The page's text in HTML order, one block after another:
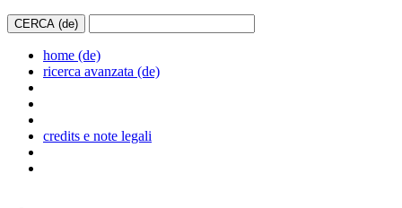
home (de)
ricerca avanzata (de)
credits e note legali